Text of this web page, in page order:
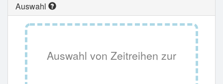
Auswahl
Auswahl von Zeitreihen zur